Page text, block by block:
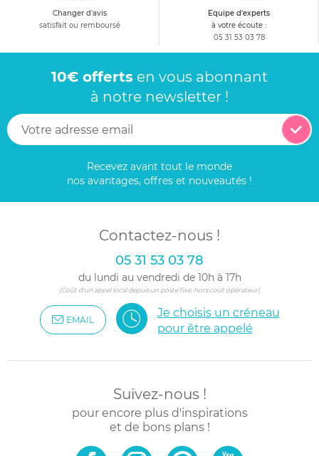
Changer d'avis
satisfait ou remboursé
Equipe d'experts
à votre écoute :
05 31 53 03 78
10€ offerts en vous abonnant
à notre newsletter !
Recevez avant tout le monde
nos avantages, offres et nouveautés !
Contactez-nous !
05 31 53 03 78
du lundi au vendredi de 10h à 17h
(Coût d'un appel local depuis un poste fixe, hors coût opérateur)
EMAIL
Je choisis un créneau
pour être appelé
Suivez-nous !
pour encore plus d'inspirations
et de bons plans !